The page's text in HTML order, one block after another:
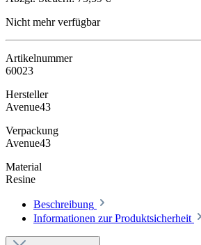
Nicht mehr verfügbar
Artikelnummer
60023
Hersteller
Avenue43
Verpackung
Avenue43
Material
Resine
Beschreibung
Informationen zur Produktsicherheit